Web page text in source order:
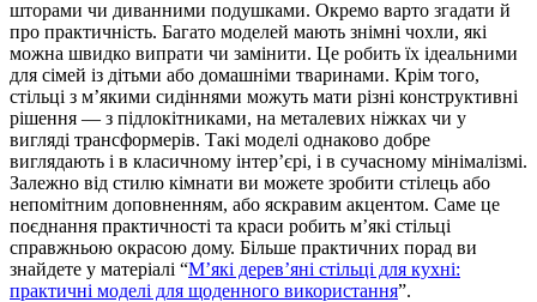
шторами чи диванними подушками. Окремо варто згадати й
про практичність. Багато моделей мають знімні чохли, які
можна швидко випрати чи замінити. Це робить їх ідеальними
для сімей із дітьми або домашніми тваринами. Крім того,
стільці з м’якими сидіннями можуть мати різні конструктивні
рішення — з підлокітниками, на металевих ніжках чи у
вигляді трансформерів. Такі моделі однаково добре
виглядають і в класичному інтер’єрі, і в сучасному мінімалізмі.
Залежно від стилю кімнати ви можете зробити стілець або
непомітним доповненням, або яскравим акцентом. Саме це
поєднання практичності та краси робить м’які стільці
справжньою окрасою дому. Більше практичних порад ви
знайдете у матеріалі “М’які дерев’яні стільці для кухні:
практичні моделі для щоденного використання”.